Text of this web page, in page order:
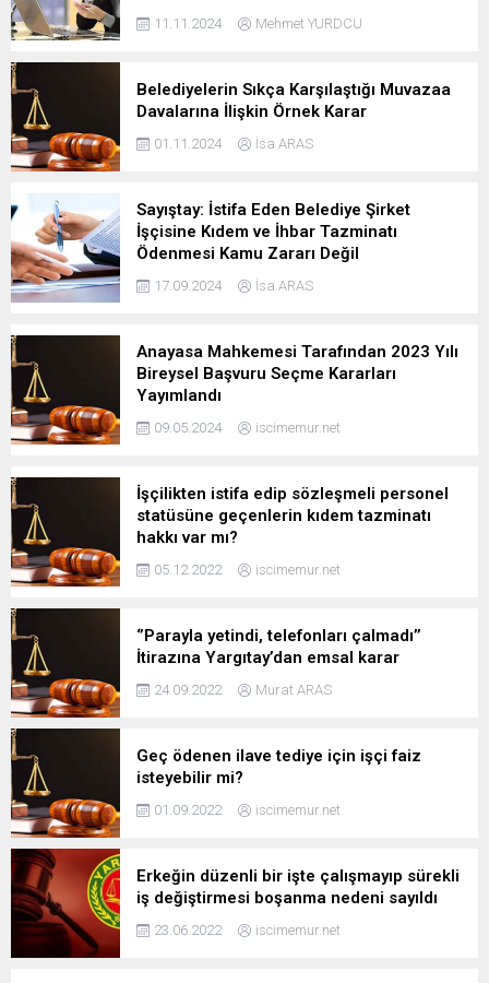
11.11.2024 Mehmet YURDCU
Belediyelerin Sıkça Karşılaştığı Muvazaa
Davalarına İlişkin Örnek Karar
01.11.2024 İsa ARAS
Sayıştay: İstifa Eden Belediye Şirket
İşçisine Kıdem ve İhbar Tazminatı
Ödenmesi Kamu Zararı Değil
17.09.2024 İsa ARAS
Anayasa Mahkemesi Tarafından 2023 Yılı
Bireysel Başvuru Seçme Kararları
Yayımlandı
09.05.2024 iscimemur.net
İşçilikten istifa edip sözleşmeli personel
statüsüne geçenlerin kıdem tazminatı
hakkı var mı?
05.12.2022 iscimemur.net
‘’Parayla yetindi, telefonları çalmadı’’
İtirazına Yargıtay’dan emsal karar
24.09.2022 Murat ARAS
Geç ödenen ilave tediye için işçi faiz
isteyebilir mi?
01.09.2022 iscimemur.net
Erkeğin düzenli bir işte çalışmayıp sürekli
iş değiştirmesi boşanma nedeni sayıldı
23.06.2022 iscimemur.net